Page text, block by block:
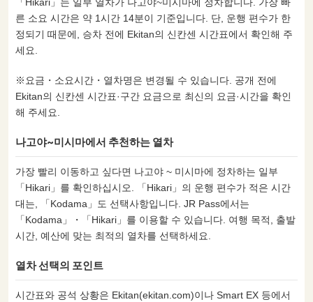
른 소요 시간은 약 1시간 14분이 기준입니다. 단, 운행 편수가 한
정되기 때문에, 승차 전에 Ekitan의 신칸센 시간표에서 확인해 주
세요.
※요금・소요시간・열차명은 변경될 수 있습니다. 공개 전에
Ekitan의 신칸센 시간표·구간 요금으로 최신의 요금·시간을 확인
해 주세요.
나고야~미시마에서 추천하는 열차
가장 빨리 이동하고 싶다면 나고야 ~ 미시마에 정차하는 일부
「Hikari」를 확인하십시오. 「Hikari」의 운행 편수가 적은 시간
대는, 「Kodama」도 선택사항입니다. JR Pass에서는
「Kodama」・「Hikari」를 이용할 수 있습니다. 여행 목적, 출발
시간, 예산에 맞는 최적의 열차를 선택하세요.
열차 선택의 포인트
시간표와 공석 상황은 Ekitan(ekitan.com)이나 Smart EX 등에서